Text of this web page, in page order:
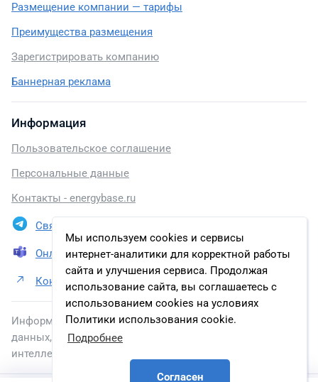
Мы используем cookies и сервисы
интернет-аналитики для корректной работы
сайта и улучшения сервиса. Продолжая
использование сайта, вы соглашаетесь с
использованием cookies на условиях
Политики использования cookie.
Подробнее
Согласен
Размещение компании — тарифы
Преимущества размещения
Зарегистрировать компанию
Баннерная реклама
Информация
Пользовательское соглашение
Персональные данные
Контакты - energybase.ru
Связаться в Telegram
Онлайн презентация
Контакты ООО «Газпром добыча Ямбург»
Информация, размещенная на сайте, включена в базу
данных, зарегистрированную в Федеральной службе по
интеллектуальной собственности.